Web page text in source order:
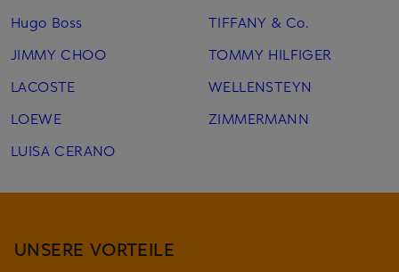
Hugo Boss
JIMMY CHOO
LACOSTE
LOEWE
LUISA CERANO
TIFFANY & Co.
TOMMY HILFIGER
WELLENSTEYN
ZIMMERMANN
UNSERE VORTEILE